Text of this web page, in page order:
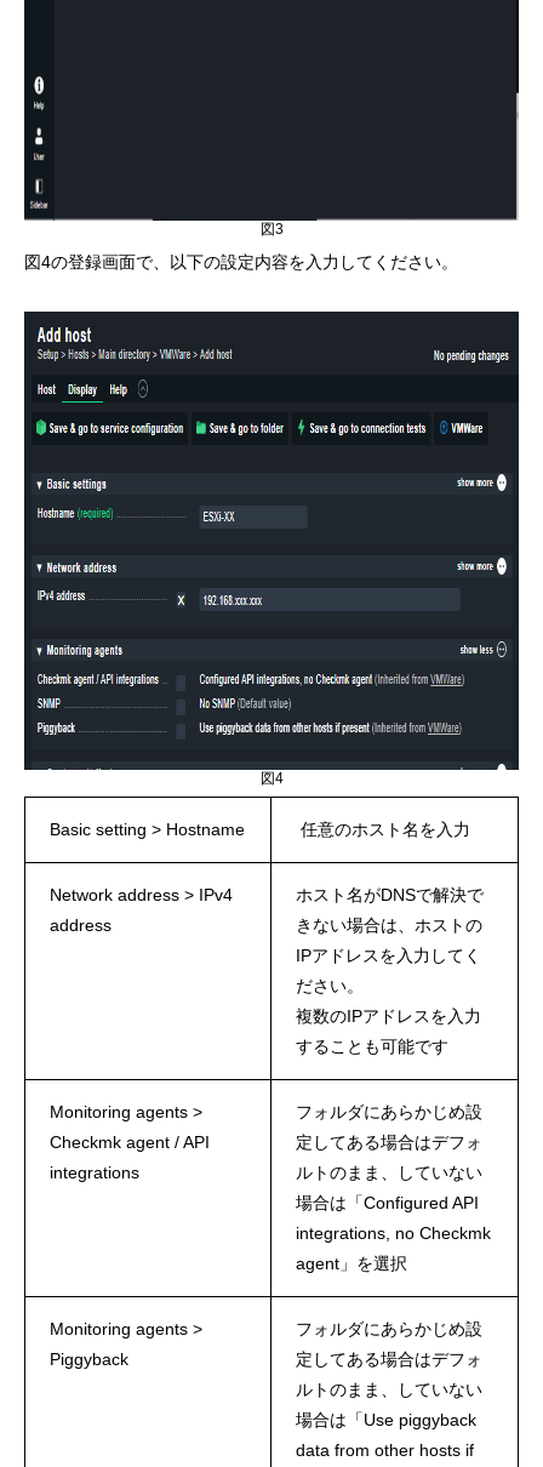
図3
図4の登録画面で、以下の設定内容を入力してください。
図4
Basic setting > Hostname 任意のホスト名を入力
Network address > IPv4
address
ホスト名がDNSで解決で
きない場合は、ホストの
IPアドレスを入力してく
ださい。
複数のIPアドレスを入力
することも可能です
Monitoring agents >
Checkmk agent / API
integrations
フォルダにあらかじめ設
定してある場合はデフォ
ルトのまま、していない
場合は「Configured API
integrations, no Checkmk
agent」を選択
Monitoring agents >
Piggyback
フォルダにあらかじめ設
定してある場合はデフォ
ルトのまま、していない
場合は「Use piggyback
data from other hosts if